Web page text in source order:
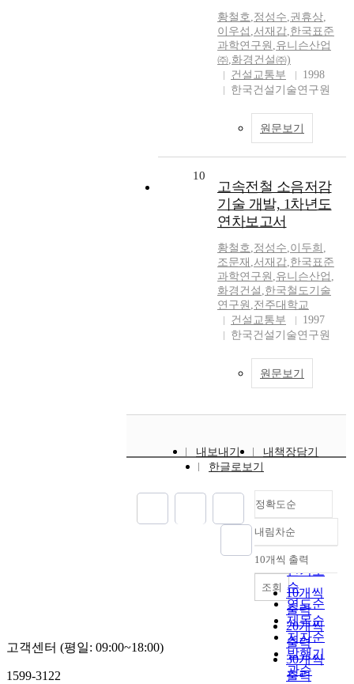
황철호,정성수,권휴상,
이우섭 ,서재갑,한국표준
과학연구원 ,유니슨산업
㈜,화경건설㈜)
건설교통부
1998
한국건설기술연구원
원문보기
10
고속전철 소음저감
기술 개발, 1차년도
연차보고서
황철호,정성수,이두희 ,
조문재 ,서재갑,한국표준
과학연구원 ,유니슨산업 ,
화경건설 ,한국철도기술
연구원 ,전주대학교
건설교통부
1997
한국건설기술연구원
원문보기
내보내기
내책장담기
한글로보기
정확도순
정확도
순
인기도
순
연도순
제목순
저자순
발행기
관순
내림차순
내림차순
10개씩 출력
10개씩
출력
20개씩
출력
30개씩
출력
조회
고객센터 (평일: 09:00~18:00)
1599-3122